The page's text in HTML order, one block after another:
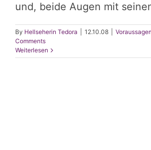
und, beide Augen mit
By Hellseherin Tedora 12.10.08
Comments
Weiterlesen